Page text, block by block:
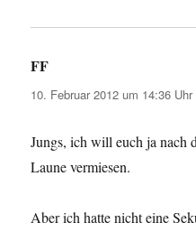
FF
10. Februar 2012 um 14:36 Uhr
Jungs, ich will euch ja nach
Laune vermiesen.
Aber ich hatte nicht eine